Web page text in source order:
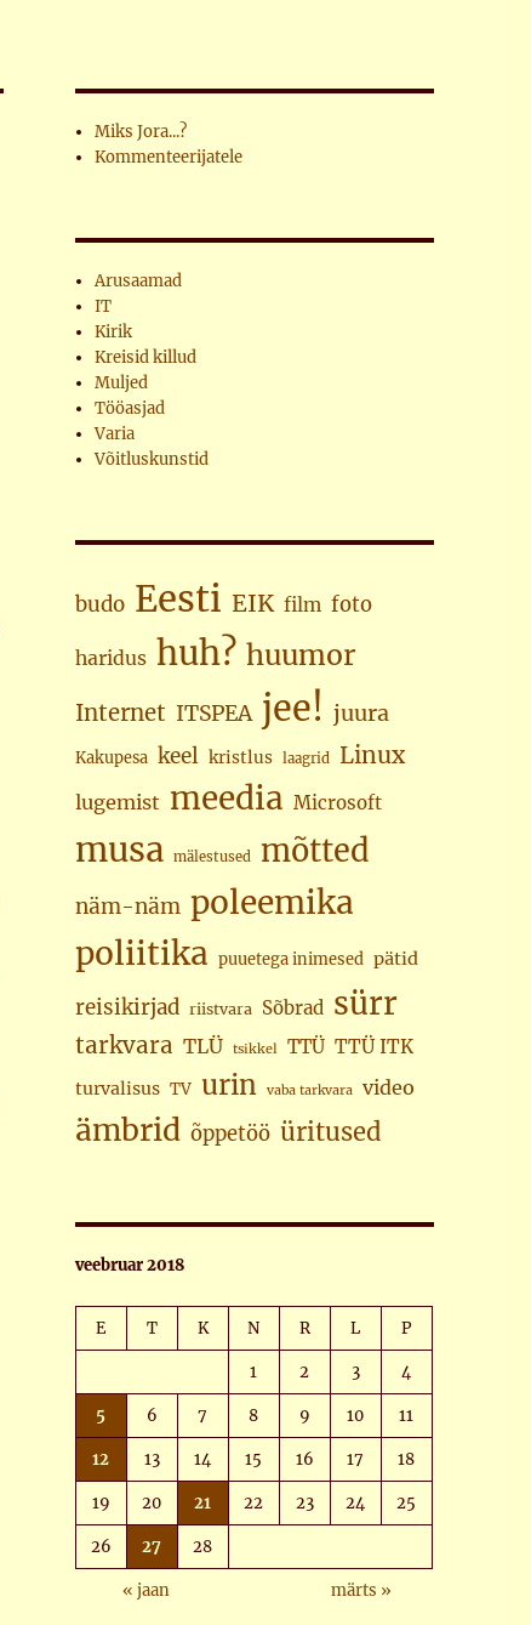
Miks Jora...?
Kommenteerijatele
Arusaamad
IT
Kirik
Kreisid killud
Muljed
Tööasjad
Varia
Võitluskunstid
budo Eesti EIK film foto
haridus huh? huumor
Internet ITSPEA jee! juura
Kakupesa keel kristlus laagrid Linux
lugemist meedia Microsoft
musa mälestused mõtted
näm-näm poleemika
poliitika puuetega inimesed pätid
reisikirjad riistvara Sõbrad sürr
tarkvara TLÜ tsikkel TTÜ TTÜ ITK
turvalisus TV urin vaba tarkvara video
ämbrid õppetöö üritused
veebruar 2018
E T K N R L P
1 2 3 4
5 6 7 8 9 10 11
12 13 14 15 16 17 18
19 20 21 22 23 24 25
26 27 28
« jaan märts »